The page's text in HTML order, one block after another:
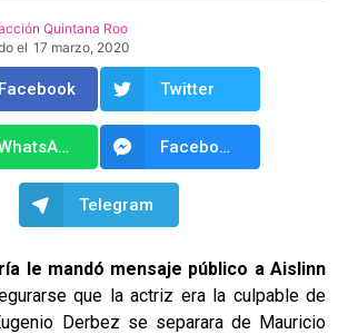
Quintana Roo
el 17 marzo, 2020
Facebook Twitter
WhatsApp Facebook Messenger
Telegram
le mandó mensaje público a Aislinn
que la actriz era la culpable de
Derbez se separara de Mauricio